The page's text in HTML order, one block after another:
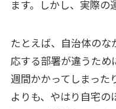
ます。しかし、実際の
たとえば、自治体の
応する部署が違うため
週間かかってしまった
よりも、やはり自宅